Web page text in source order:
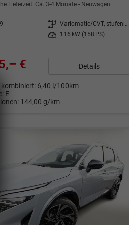
Lieferzeit: Ca. 3-4 Monate Neuwagen
Getriebe
Variomatic/CVT, stufenlos
Leistung 116 kW (158 PS)
€ Details
kombiniert: 6,40 l/100km
E
144,00 g/km